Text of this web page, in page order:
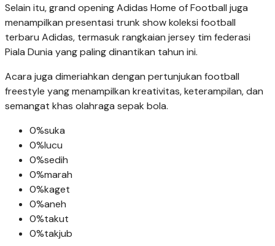
Selain itu, grand opening Adidas Home of Football juga
menampilkan presentasi trunk show koleksi football
terbaru Adidas, termasuk rangkaian jersey tim federasi
Piala Dunia yang paling dinantikan tahun ini.
Acara juga dimeriahkan dengan pertunjukan football
freestyle yang menampilkan kreativitas, keterampilan, dan
semangat khas olahraga sepak bola.
0%suka
0%lucu
0%sedih
0%marah
0%kaget
0%aneh
0%takut
0%takjub